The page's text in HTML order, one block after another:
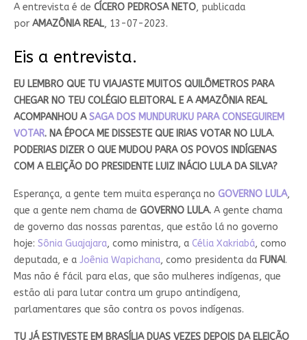
A entrevista é de CÍCERO PEDROSA NETO, publicada
por AMAZÔNIA REAL, 13-07-2023.
Eis a entrevista.
EU LEMBRO QUE TU VIAJASTE MUITOS QUILÔMETROS PARA
CHEGAR NO TEU COLÉGIO ELEITORAL E A AMAZÔNIA REAL
ACOMPANHOU ASAGA DOS MUNDURUKU PARA CONSEGUIREM
VOTAR. NA ÉPOCA ME DISSESTE QUE IRIAS VOTAR NO LULA.
PODERIAS DIZER O QUE MUDOU PARA OS POVOS INDÍGENAS
COM A ELEIÇÃO DO PRESIDENTE LUIZ INÁCIO LULA DA SILVA?
Esperança, a gente tem muita esperança no GOVERNO LULA,
que a gente nem chama de GOVERNO LULA.A gente chama
de governo das nossas parentas, que estão lá no governo
hoje: Sônia Guajajara, como ministra, a Célia Xakriabá, como
deputada, e a Joênia Wapichana, como presidenta da FUNAI.
Mas não é fácil para elas, que são mulheres indígenas, que
estão ali para lutar contra um grupo antindígena,
parlamentares que são contra os povos indígenas.
TU JÁ ESTIVESTE EM BRASÍLIA DUAS VEZES DEPOIS DA ELEIÇÃO